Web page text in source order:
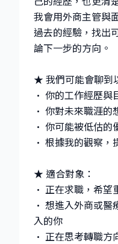
我會用外商主管與
過去的經驗，找出
論下一步的方向。
★ 我們可能會聊到
• 你的工作經歷與
• 你對未來職涯的
• 你可能被低估的
• 根據我的觀察，
★ 適合對象：
• 正在求職，希望
• 想進入外商或醫
入的你
• 正在思考轉職方